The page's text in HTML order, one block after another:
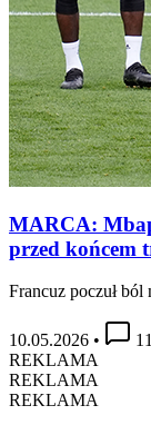
MARCA:
przed końcem
Francuz poczuł
10.05.2026 •
REKLAMA
REKLAMA
REKLAMA